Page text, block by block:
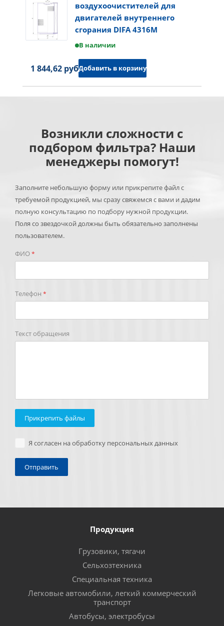
воздухоочистителей для
двигателей внутреннего
сгорания DIFA 4316M
В наличии
1 844,62 руб.Добавить в корзину
Возникли сложности с
подбором фильтра? Наши
менеджеры помогут!
Заполните небольшую форму или прикрепите файл с
требуемой продукцией, мы сразу свяжемся с вами и дадим
полную консультацию по подбору нужной продукции.
Поля со звездочкой должны быть обязательно заполнены
пользователем.
ФИО*
Телефон *
Текст обращения
Прикрепить файлы
Я согласен на обработку персональных данных
Продукция
Грузовики, тягачи
Сельхозтехника
Специальная техника
Легковые автомобили, легкий коммерческий
транспорт
Автобусы, электробусы